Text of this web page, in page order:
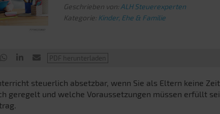
Geschrieben von: ALH Steuerexperten
Kategorie: Kinder, Ehe & Familie
steuerlich absetzbar, wenn Sie als Eltern keine
geregelt und welche Voraussetzungen müssen erfüllt